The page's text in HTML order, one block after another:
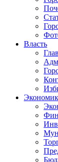
Власть